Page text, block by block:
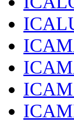
ICAM